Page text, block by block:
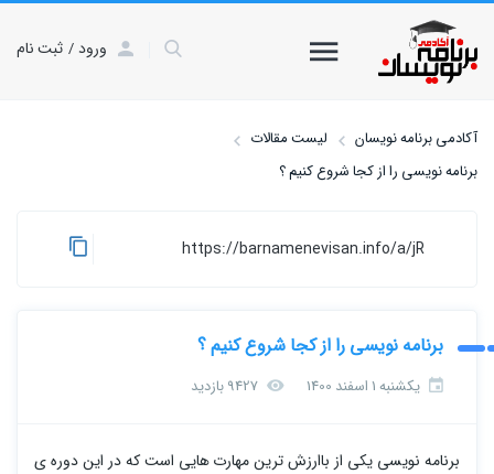
ورود ثبت نام
آکادمی برنامه نویسان
لیست مقالات
برنامه نویسی را از کجا شروع کنیم ؟
https://barnamenevisan.info/a/jR
برنامه نویسی را از کجا شروع کنیم ؟
یکشنبه 1 اسفند 1400
برنامه نویسی یکی از باارزش ترین مهارت هایی است که در این دوره ی